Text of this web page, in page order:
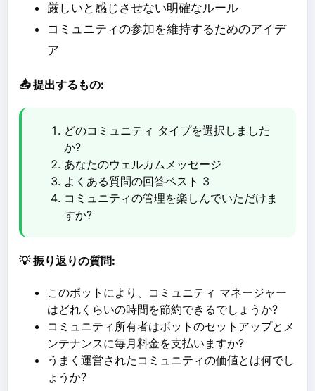
厳しいと感じさせない明確なルール
コミュニティの参加を維持するためのアイデ
ア
📤 提出するもの:
どのコミュニティ タイプを選択しました
か?
あなたのウェルカムメッセージ
よくある質問の回答ベスト 3
コミュニティの管理を楽しんでいただけま
すか?
💡 振り返りの質問:
このボットにより、コミュニティ マネージャー
はどれくらいの時間を節約できるでしょうか?
コミュニティ所有者はボットのセットアップとメ
ンテナンスに毎月料金を支払いますか?
うまく運営されたコミュニティの価値とは何でし
ょうか?